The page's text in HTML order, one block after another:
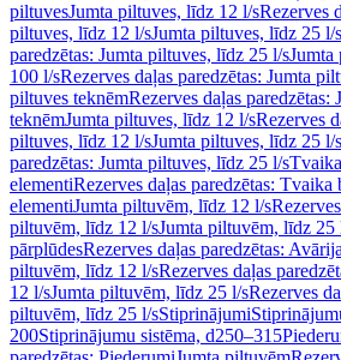
piltuvesJumta piltuves, līdz 12 l/sRezerves
piltuves, līdz 12 l/sJumta piltuves, līdz 25 l/s
paredzētas: Jumta piltuves, līdz 25 l/sJumta
100 l/sRezerves daļas paredzētas: Jumta
piltuves teknēmRezerves daļas paredzētas:
teknēmJumta piltuves, līdz 12 l/sRezerves
piltuves, līdz 12 l/sJumta piltuves, līdz 25 l/s
paredzētas: Jumta piltuves, līdz 25 l/s
elementiRezerves daļas paredzētas: Tvaika
elementiJumta piltuvēm, līdz 12 l/s
piltuvēm, līdz 12 l/sJumta piltuvēm, līdz 25
pārplūdesRezerves daļas paredzētas:
piltuvēm, līdz 12 l/sRezerves daļas
12 l/sJumta piltuvēm, līdz 25 l/sRezerves
piltuvēm, līdz 25 l/sStiprinājumi
200Stiprinājumu sistēma, d250–315